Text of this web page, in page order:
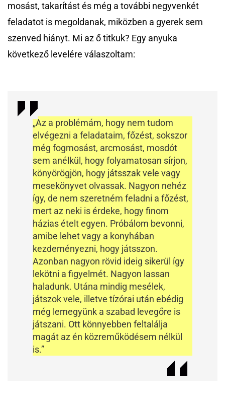
mosást, takarítást és még a további negyvenkét
feladatot is megoldanak, miközben a gyerek sem
szenved hiányt. Mi az ő titkuk? Egy anyuka
következő levelére válaszoltam:
„Az a problémám, hogy nem tudom
elvégezni a feladataim, főzést, sokszor
még fogmosást, arcmosást, mosdót
sem anélkül, hogy folyamatosan sírjon,
könyörögjön, hogy játsszak vele vagy
mesekönyvet olvassak. Nagyon nehéz
így, de nem szeretném feladni a főzést,
mert az neki is érdeke, hogy finom
házias ételt egyen. Próbálom bevonni,
amibe lehet vagy a konyhában
kezdeményezni, hogy játsszon.
Azonban nagyon rövid ideig sikerül így
lekötni a figyelmét. Nagyon lassan
haladunk. Utána mindig mesélek,
játszok vele, illetve tízórai után ebédig
még lemegyünk a szabad levegőre is
játszani. Ott könnyebben feltalálja
magát az én közreműködésem nélkül
is.”